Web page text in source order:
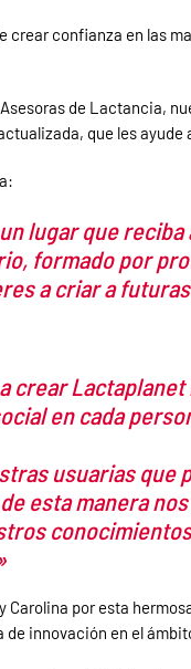
crear confianza en las
de Lactancia,
que les
lugar que
formado por
a criar a
crear
en cada
usuarias
esta manera
Carolina por esta
innovación en el